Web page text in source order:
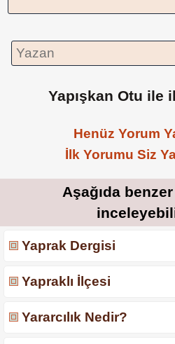
Yapışkan Otu ile
Henüz Yorum
İlk Yorumu Siz
Aşağıda
Yaprak Dergisi
Yapraklı İlçesi
Yararcılık Nedir?